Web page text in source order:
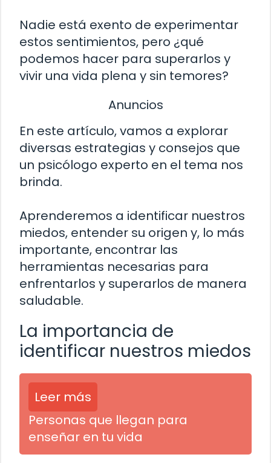
Nadie está exento de experimentar
estos sentimientos, pero ¿qué
podemos hacer para superarlos y
vivir una vida plena y sin temores?
Anuncios
En este artículo, vamos a explorar
diversas estrategias y consejos que
un psicólogo experto en el tema nos
brinda.
Aprenderemos a identificar nuestros
miedos, entender su origen y, lo más
importante, encontrar las
herramientas necesarias para
enfrentarlos y superarlos de manera
saludable.
La importancia de
identificar nuestros miedos
Leer más
Personas que llegan para
enseñar en tu vida